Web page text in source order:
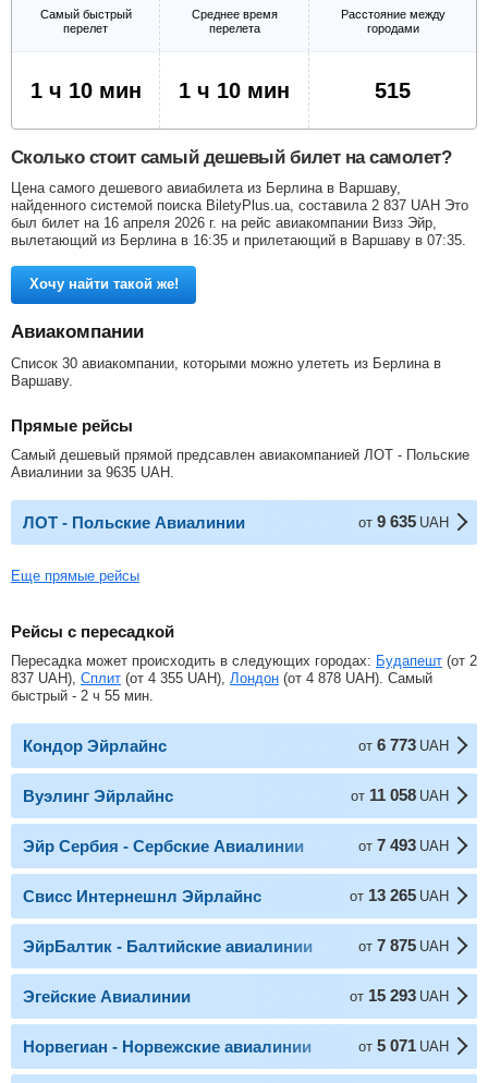
Самый быстрый
перелет
Среднее время
перелета
Расстояние между
городами
1 ч 10 мин 1 ч 10 мин 515
Сколько стоит самый дешевый билет на самолет?
Цена самого дешевого авиабилета из Берлина в Варшаву,
найденного системой поиска BiletyPlus.ua, составила 2 837 UAH Это
был билет на 16 апреля 2026 г. на рейс авиакомпании Визз Эйр,
вылетающий из Берлина в 16:35 и прилетающий в Варшаву в 07:35.
Хочу найти такой же!
Авиакомпании
Список 30 авиакомпании, которыми можно улететь из Берлина в
Варшаву.
Прямые рейсы
Самый дешевый прямой предсавлен авиакомпанией ЛОТ - Польские
Авиалинии за 9635 UAH
ЛОТ - Польские Авиалинии от 9 635 UAH
Еще прямые рейсы
Рейсы с пересадкой
Пересадка может происходить в следующих городах: Будапешт (от 2
837 UAH), Сплит (от 4 355 UAH), Лондон (от 4 878 UAH). Самый
быстрый - 2 ч 55 мин.
Кондор Эйрлайнс от 6 773 UAH
Вуэлинг Эйрлайнс от 11 058 UAH
Эйр Сербия - Сербские Авиалинии от 7 493 UAH
Свисс Интернешнл Эйрлайнс от 13 265 UAH
ЭйрБалтик - Балтийские авиалинии от 7 875 UAH
Эгейские Авиалинии от 15 293 UAH
Норвегиан - Норвежские авиалинии от 5 071 UAH